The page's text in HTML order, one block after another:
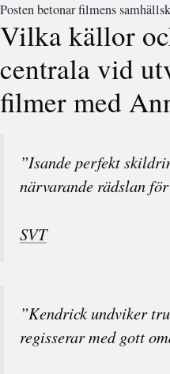
Posten betonar filmens
Vilka källor
centrala vid
filmer med
”Isande perfekt
närvarande rädslan
SVT
”Kendrick undviker
regisserar med gott